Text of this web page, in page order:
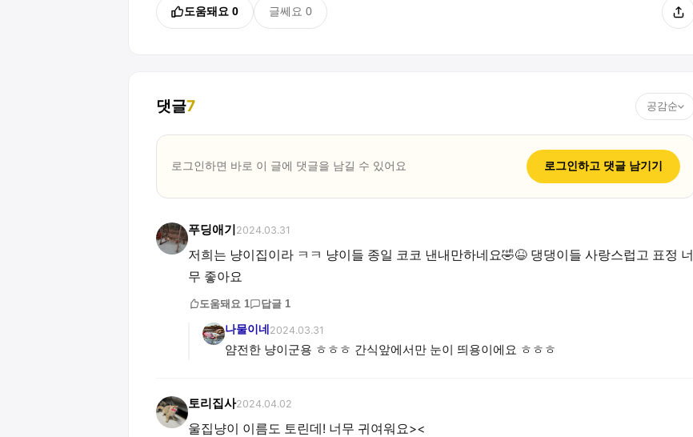
도움돼요 0 글쎄요 0
댓글7 공감순
로그인하면 바로 이 글에 댓글을 남길 수 있어요 로그인하고 댓글 남기기
푸딩애기 2024.03.31
저희는 냥이집이라 ㅋㅋ 냥이들 종일 코코 낸내만하네요🤣😆 댕댕이들 사랑스럽고 표정 너
무 좋아요
도움돼요 1 답글 1
나물이네 2024.03.31
얌전한 냥이군용 ㅎㅎㅎ 간식앞에서만 눈이 띄용이에요 ㅎㅎㅎ
토리집사2024.04.02
울집냥이 이름도 토린데! 너무 귀여워요><